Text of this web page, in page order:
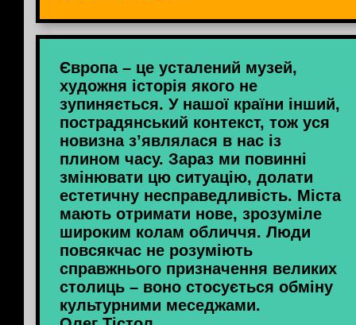
Європа – це усталений музей,
художня історія якого не
зупиняється. У нашої країни інший,
пострадянський контекст, тож уся
новизна з’являлася в нас із
плином часу. Зараз ми повинні
змінювати цю ситуацію, долати
естетичну несправедливість. Міста
мають отримати нове, зрозуміле
широким колам обличчя. Люди
повсякчас не розуміють
справжнього призначення великих
столиць – воно стосується обміну
культурними меседжами.